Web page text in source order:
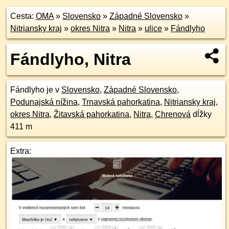
Cesta: OMA» Slovensko » Západné Slovensko »
Nitriansky kraj » okres Nitra » Nitra » ulice » Fándlyho
Fándlyho, Nitra
Fándlyho je v Slovensko, Západné Slovensko,
Podunajská nížina, Trnavská pahorkatina, Nitriansky kraj,
okres Nitra, Žitavská pahorkatina, Nitra, Chrenová dĺžky
411 m
Extra: